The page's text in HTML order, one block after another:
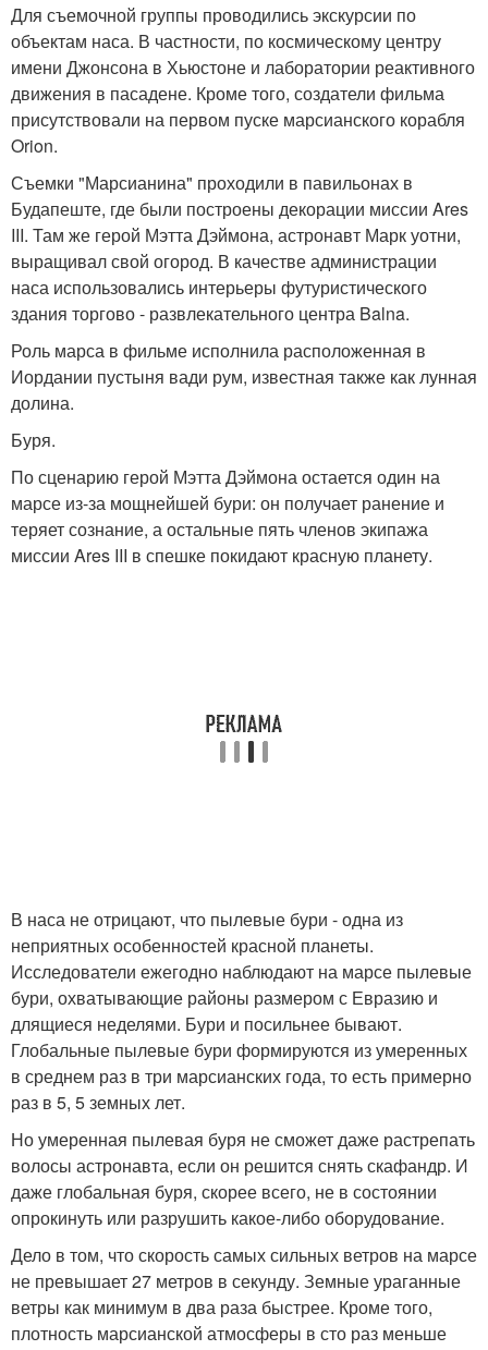
Для съемочной группы проводились экскурсии по
объектам наса. В частности, по космическому центру
имени Джонсона в Хьюстоне и лаборатории реактивного
движения в пасадене. Кроме того, создатели фильма
присутствовали на первом пуске марсианского корабля
Orion.
Съемки "Марсианина" проходили в павильонах в
Будапеште, где были построены декорации миссии Ares
III. Там же герой Мэтта Дэймона, астронавт Марк уотни,
выращивал свой огород. В качестве администрации
наса использовались интерьеры футуристического
здания торгово - развлекательного центра Balna.
Роль марса в фильме исполнила расположенная в
Иордании пустыня вади рум, известная также как лунная
долина.
Буря.
По сценарию герой Мэтта Дэймона остается один на
марсе из-за мощнейшей бури: он получает ранение и
теряет сознание, а остальные пять членов экипажа
миссии Ares III в спешке покидают красную планету.
В наса не отрицают, что пылевые бури - одна из
неприятных особенностей красной планеты.
Исследователи ежегодно наблюдают на марсе пылевые
бури, охватывающие районы размером с Евразию и
длящиеся неделями. Бури и посильнее бывают.
Глобальные пылевые бури формируются из умеренных
в среднем раз в три марсианских года, то есть примерно
раз в 5, 5 земных лет.
Но умеренная пылевая буря не сможет даже растрепать
волосы астронавта, если он решится снять скафандр. И
даже глобальная буря, скорее всего, не в состоянии
опрокинуть или разрушить какое-либо оборудование.
Дело в том, что скорость самых сильных ветров на марсе
не превышает 27 метров в секунду. Земные ураганные
ветры как минимум в два раза быстрее. Кроме того,
плотность марсианской атмосферы в сто раз меньше